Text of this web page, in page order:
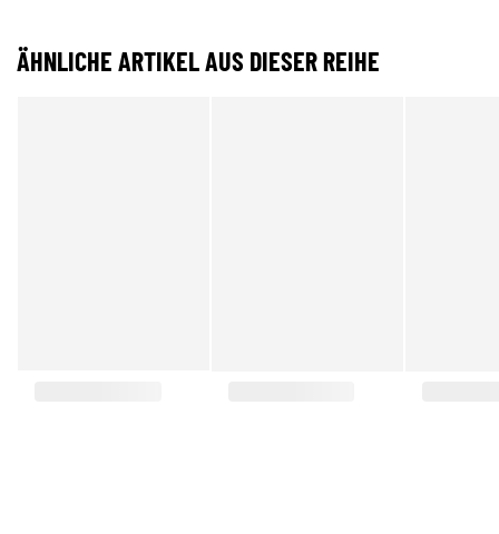
ÄHNLICHE ARTIKEL AUS DIESER REIHE